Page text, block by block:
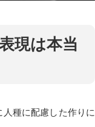
現は本当
種に配慮した作りに